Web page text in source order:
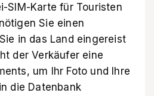
SIM-Karte für Touristen
Sie einen
in das Land eingereist
der Verkäufer eine
um Ihr Foto und Ihre
die Datenbank